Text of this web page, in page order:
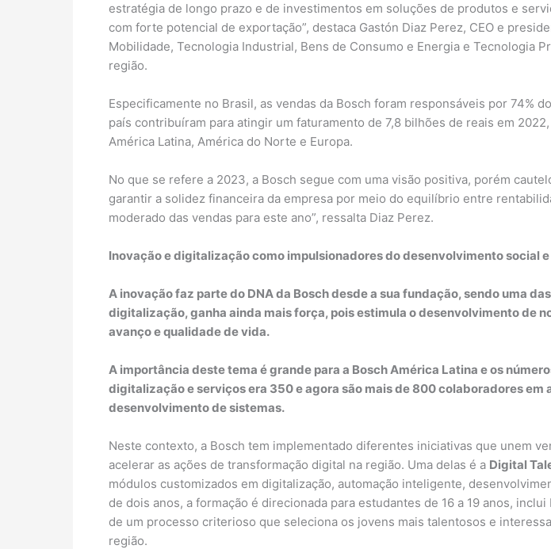
estratégia de longo prazo e de investimentos em soluções de produtos e
com forte potencial de exportação”, destaca Gastón Diaz Perez, CEO e
Mobilidade, Tecnologia Industrial, Bens de Consumo e Energia e Tecnologia
região.
Especificamente no Brasil, as vendas da Bosch foram responsáveis por 74%
país contribuíram para atingir um faturamento de 7,8 bilhões de reais em
América Latina, América do Norte e Europa.
No que se refere a 2023, a Bosch segue com uma visão positiva, porém
garantir a solidez financeira da empresa por meio do equilíbrio entre
moderado das vendas para este ano”, ressalta Diaz Perez.
Inovação e digitalização como impulsionadores do desenvolvimento social
A inovação faz parte do DNA da Bosch desde a sua fundação, sendo uma
digitalização, ganha ainda mais força, pois estimula o desenvolvimento de
avanço e qualidade de vida.
A importância deste tema é grande para a Bosch América Latina e os
digitalização e serviços era 350 e agora são mais de 800 colaboradores
desenvolvimento de sistemas.
Neste contexto, a Bosch tem implementado diferentes iniciativas que unem
acelerar as ações de transformação digital na região. Uma delas é a Digital
módulos customizados em digitalização, automação inteligente,
de dois anos, a formação é direcionada para estudantes de 16 a 19 anos,
de um processo criterioso que seleciona os jovens mais talentosos e
região.